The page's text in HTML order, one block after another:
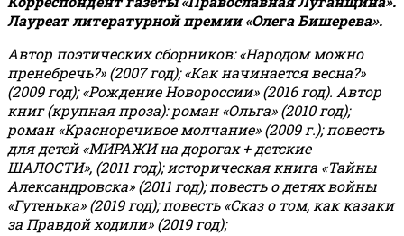
Лауреат литературной премии «Олега Бишерева».
Автор поэтических сборников: «Народом можно
пренебречь?» (2007 год); «Как начинается весна?»
(2009 год); «Рождение Новороссии» (2016 год). Автор
книг (крупная проза): роман «Ольга» (2010 год);
роман «Красноречивое молчание» (2009 г.); повесть
для детей «МИРАЖИ на дорогах + детские
ШАЛОСТИ», (2011 год); историческая книга «Тайны
Александровска» (2011 год); повесть о детях войны
«Гутенька» (2019 год); повесть «Сказ о том, как казаки
за Правдой ходили» (2019 год);